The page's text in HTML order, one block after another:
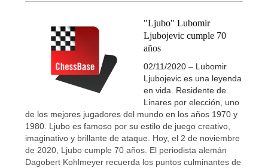
"Ljubo" Lubomir
Ljubojevic cumple 70
años
02/11/2020 – Lubomir
Ljubojevic es una leyenda
en vida. Residente de
Linares por elección, uno
de los mejores jugadores del mundo en los años 1970 y
1980. Ljubo es famoso por su estilo de juego creativo,
imaginativo y brillante de ataque. Hoy, el 2 de noviembre
de 2020, Ljubo cumple 70 años. El periodista alemán
Dagobert Kohlmeyer recuerda los puntos culminantes de